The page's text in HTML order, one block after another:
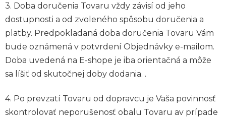
3. Doba doručenia Tovaru vždy závisí od jeho
dostupnosti a od zvoleného spôsobu doručenia a
platby. Predpokladaná doba doručenia Tovaru Vám
bude oznámená v potvrdení Objednávky e-mailom.
Doba uvedená na E-shope je iba orientačná a môže
sa líšiť od skutočnej doby dodania. .
4. Po prevzatí Tovaru od dopravcu je Vaša povinnosť
skontrolovať neporušenosť obalu Tovaru av prípade